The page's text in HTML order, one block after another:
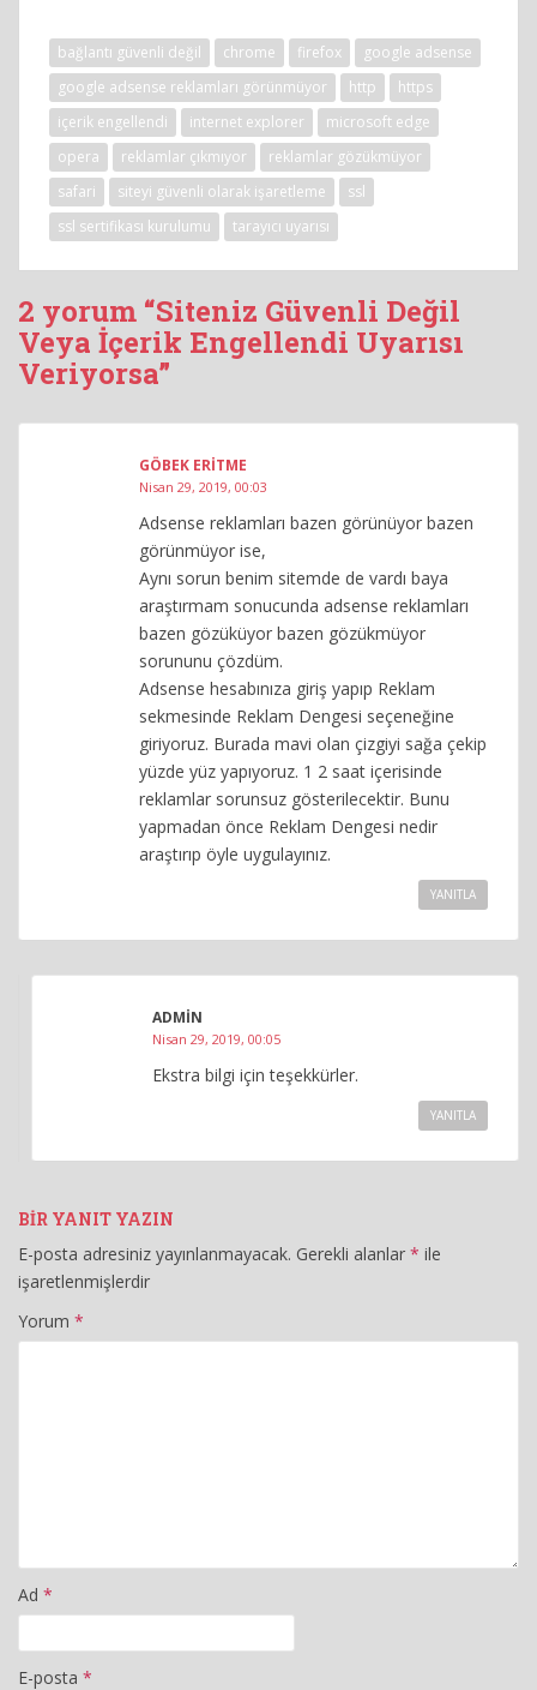
bağlantı güvenli değil chrome firefox
google adsense
google adsense reklamları görünmüyor
http
https
içerik engellendi
internet explorer
microsoft edge
opera
reklamlar çıkmıyor
reklamlar gözükmüyor
safari
siteyi güvenli olarak işaretleme
ssl
ssl sertifikası kurulumu
tarayıcı uyarısı
2 yorum “Siteniz Güvenli Değil
Veya İçerik Engellendi Uyarısı
Veriyorsa”
GÖBEK ERITME
Nisan 29, 2019, 00:03
Adsense reklamları bazen görünüyor bazen
görünmüyor ise,
Aynı sorun benim sitemde de vardı baya
araştırmam sonucunda adsense reklamları
bazen gözüküyor bazen gözükmüyor
sorununu çözdüm.
Adsense hesabınıza giriş yapıp Reklam
sekmesinde Reklam Dengesi seçeneğine
giriyoruz. Burada mavi olan çizgiyi sağa çekip
yüzde yüz yapıyoruz. 1 2 saat içerisinde
reklamlar sorunsuz gösterilecektir. Bunu
yapmadan önce Reklam Dengesi nedir
araştırıp öyle uygulayınız.
YANITLA
ADMIN
Nisan 29, 2019, 00:05
Ekstra bilgi için teşekkürler.
YANITLA
BIR YANIT YAZIN
E-posta adresiniz yayınlanmayacak. Gerekli alanlar * ile
işaretlenmişlerdir
Yorum *
Ad *
E-posta *